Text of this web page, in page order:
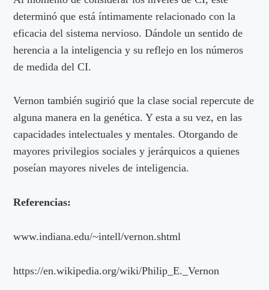
determinó que está íntimamente relacionado con la
eficacia del sistema nervioso. Dándole un sentido de
herencia a la inteligencia y su reflejo en los números
de medida del CI.
Vernon también sugirió que la clase social repercute de
alguna manera en la genética. Y esta a su vez, en las
capacidades intelectuales y mentales. Otorgando de
mayores privilegios sociales y jerárquicos a quienes
poseían mayores niveles de inteligencia.
Referencias:
www.indiana.edu/~intell/vernon.shtml
https://en.wikipedia.org/wiki/Philip_E._Vernon